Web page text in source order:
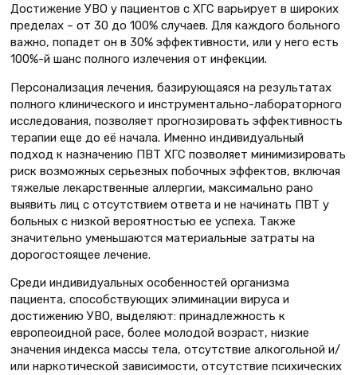
Достижение УВО у пациентов с ХГС варьирует в широких
пределах – от 30 до 100% случаев. Для каждого больного
важно, попадет он в 30% эффективности, или у него есть
100%-й шанс полного излечения от инфекции.
Персонализация лечения, базирующаяся на результатах
полного клинического и инструментально-лабораторного
исследования, позволяет прогнозировать эффективность
терапии еще до её начала. Именно индивидуальный
подход к назначению ПВТ ХГС позволяет минимизировать
риск возможных серьезных побочных эффектов, включая
тяжелые лекарственные аллергии, максимально рано
выявить лиц с отсутствием ответа и не начинать ПВТ у
больных с низкой вероятностью ее успеха. Также
значительно уменьшаются материальные затраты на
дорогостоящее лечение.
Среди индивидуальных особенностей организма
пациента, способствующих элиминации вируса и
достижению УВО, выделяют: принадлежность к
европеоидной расе, более молодой возраст, низкие
значения индекса массы тела, отсутствие алкогольной и/
или наркотической зависимости, отсутствие психических